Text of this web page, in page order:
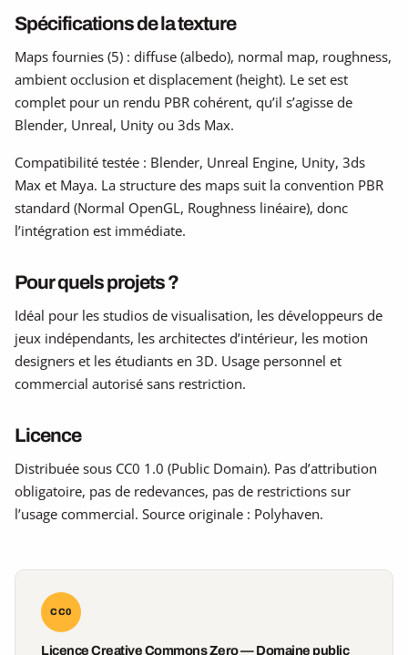
Spécifications de la texture
Maps fournies (5) : diffuse (albedo), normal map, roughness,
ambient occlusion et displacement (height). Le set est
complet pour un rendu PBR cohérent, qu’il s’agisse de
Blender, Unreal, Unity ou 3ds Max.
Compatibilité testée : Blender, Unreal Engine, Unity, 3ds
Max et Maya. La structure des maps suit la convention PBR
standard (Normal OpenGL, Roughness linéaire), donc
l’intégration est immédiate.
Pour quels projets ?
Idéal pour les studios de visualisation, les développeurs de
jeux indépendants, les architectes d’intérieur, les motion
designers et les étudiants en 3D. Usage personnel et
commercial autorisé sans restriction.
Licence
Distribuée sous CC0 1.0 (Public Domain). Pas d’attribution
obligatoire, pas de redevances, pas de restrictions sur
l’usage commercial. Source originale : Polyhaven.
CC0
Licence Creative Commons Zero — Domaine public